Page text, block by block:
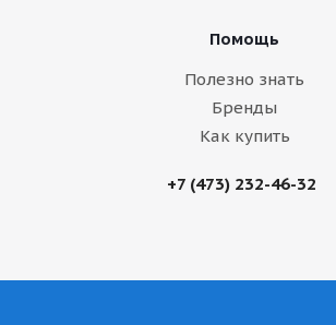
Помощь
Полезно знать
Бренды
Как купить
+7 (473) 232-46-32